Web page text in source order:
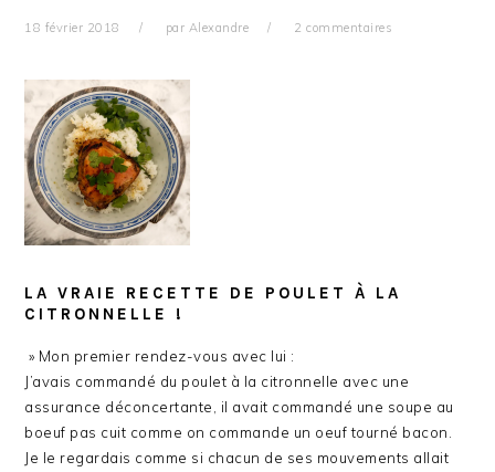
18 février 2018 par Alexandre 2 commentaires
LA VRAIE RECETTE DE POULET À LA
CITRONNELLE !
» Mon premier rendez-vous avec lui :
J’avais commandé du poulet à la citronnelle avec une
assurance déconcertante, il avait commandé une soupe au
boeuf pas cuit comme on commande un oeuf tourné bacon.
Je le regardais comme si chacun de ses mouvements allait